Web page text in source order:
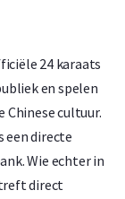
24 karaats
en spelen
Chinese cultuur.
een directe
Wie echter in
treft direct